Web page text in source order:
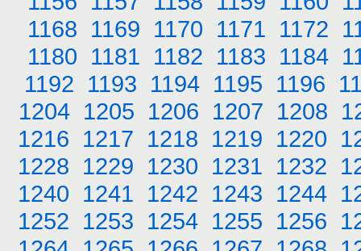
1168 1169 1170 1171 1172
1180 1181 1182 1183 1184
1192 1193 1194 1195 1196
1204 1205 1206 1207 1208
1216 1217 1218 1219 1220
1228 1229 1230 1231 1232
1240 1241 1242 1243 1244
1252 1253 1254 1255 1256